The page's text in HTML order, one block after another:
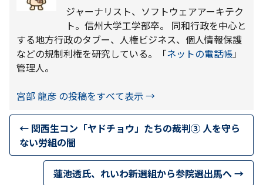
ジャーナリスト、ソフトウェアアーキテク
ト。信州大学工学部卒。 同和行政を中心と
する地方行政のタブー、人権ビジネス、個人情報保護
などの規制利権を研究している。「ネットの電話帳」
管理人。
宮部 龍彦 の投稿をすべて表示 →
← 関西生コン「ヤドチョウ」たちの裁判③ 人を守ら
ない労組の闇
蓮池透氏、れいわ新選組から参院選出馬へ→